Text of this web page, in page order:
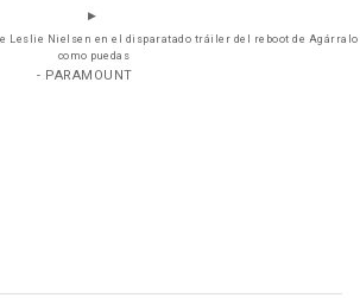
Leslie Nielsen en el disparatado tráiler del reboot de Agárralo
como puedas
- PARAMOUNT